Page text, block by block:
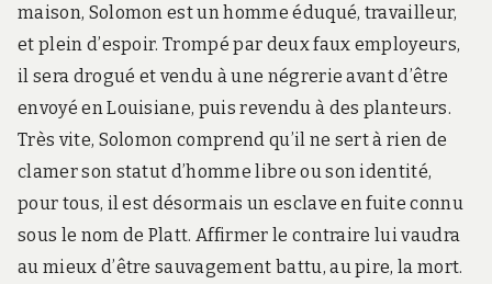
maison, Solomon est un homme éduqué, travailleur,
et plein d’espoir. Trompé par deux faux employeurs,
il sera drogué et vendu à une négrerie avant d’être
envoyé en Louisiane, puis revendu à des planteurs.
Très vite, Solomon comprend qu’il ne sert à rien de
clamer son statut d’homme libre ou son identité,
pour tous, il est désormais un esclave en fuite connu
sous le nom de Platt. Affirmer le contraire lui vaudra
au mieux d’être sauvagement battu, au pire, la mort.